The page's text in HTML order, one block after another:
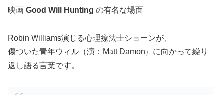
映画 Good Will Hunting の有名な場面
Robin Williams演じる心理療法士ショーンが、
傷ついた青年ウィル（演：Matt Damon）に向かって繰り
返し語る言葉です。